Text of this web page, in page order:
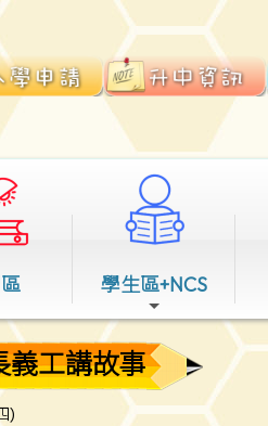
學生區+NCS
義工講故事
)